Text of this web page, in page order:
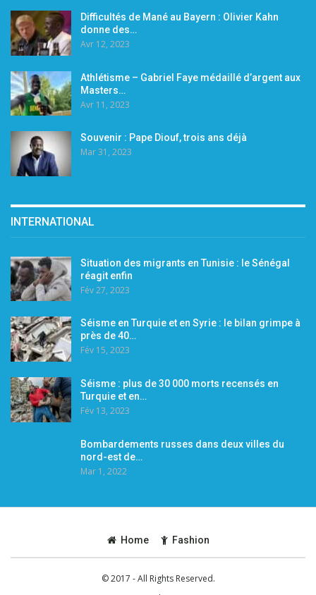
Difficultés de Mané au Bayern : Olivier Kahn
donne des…
Avr 12, 2023
Athlétisme – Gabriel Faye médaillé d’argent aux
Masters…
Avr 11, 2023
Souvenir : Pape Diouf, trois ans déjà
Mar 31, 2023
INTERNATIONAL
Situation des migrants en Tunisie : le Sénégal
réagit enfin
Fév 27, 2023
Séisme en Turquie et en Syrie : le bilan grimpe à
près de 40…
Fév 15, 2023
Séisme : plus de 30 000 morts recensés en
Turquie et en…
Fév 13, 2023
Bombardements russes dans deux villes du
nord-est de…
Mar 1, 2022
Home Fashion
© 2017 - All Rights Reserved.